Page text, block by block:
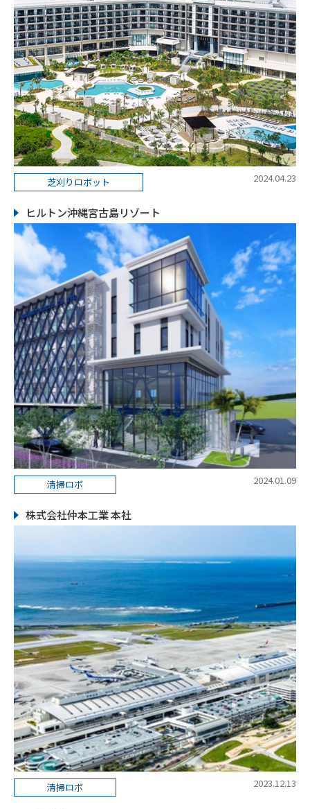
芝刈りロボット 2024.04.23
ヒルトン沖縄宮古島リゾート
清掃ロボ 2024.01.09
株式会社仲本工業 本社
清掃ロボ 2023.12.13